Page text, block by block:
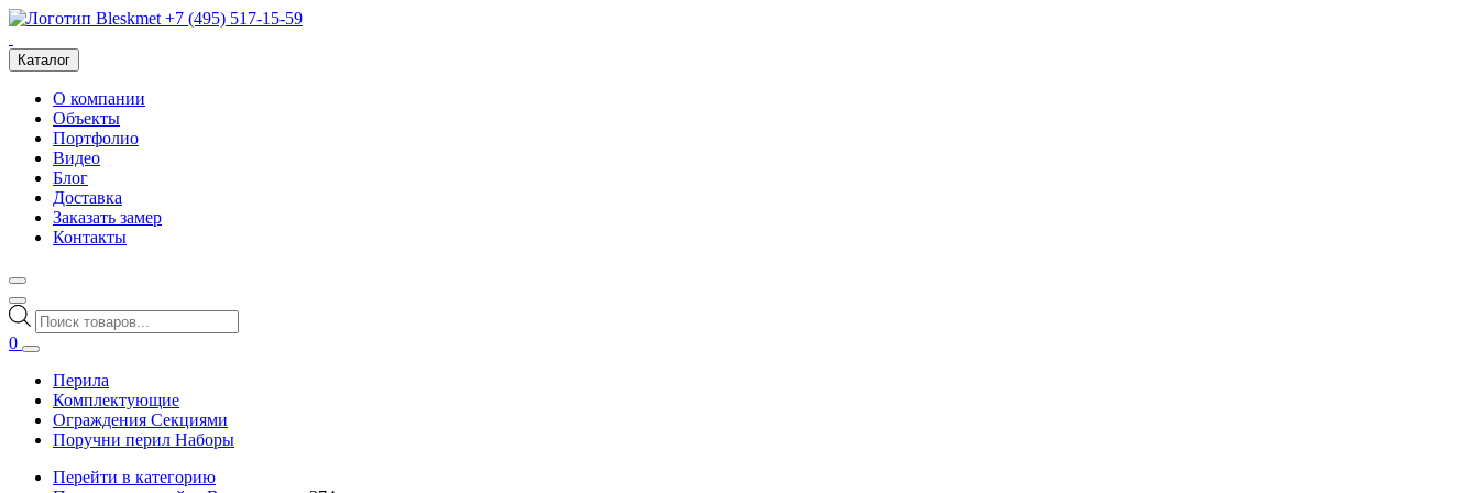
+7 (495) 517-15-59
Каталог
О компании
Объекты
Портфолио
Видео
Блог
Доставка
Заказать замер
Контакты
Поиск
товаров
0
Перила
Комплектующие
Ограждения Секциями
Поручни перил Наборы
Перейти в категорию